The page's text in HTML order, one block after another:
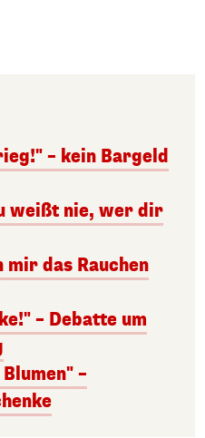
– kein Bargeld
weißt nie, wer dir
das Rauchen
– Debatte um
–